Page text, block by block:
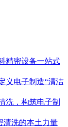
精密设备一站式
义电子制造“清洁
洗，构筑电子制
清洗的本土力量